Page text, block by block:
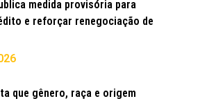
medida provisória para
e reforçar renegociação de
que gênero, raça e origem